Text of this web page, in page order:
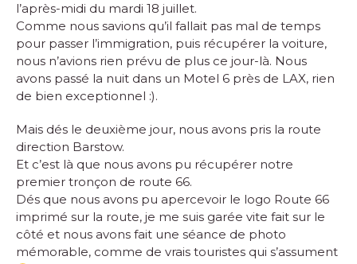
l’après-midi du mardi 18 juillet.
Comme nous savions qu’il fallait pas mal de temps
pour passer l’immigration, puis récupérer la voiture,
nous n’avions rien prévu de plus ce jour-là. Nous
avons passé la nuit dans un Motel 6 près de LAX, rien
de bien exceptionnel :).
Mais dés le deuxième jour, nous avons pris la route
direction Barstow.
Et c’est là que nous avons pu récupérer notre
premier tronçon de route 66.
Dés que nous avons pu apercevoir le logo Route 66
imprimé sur la route, je me suis garée vite fait sur le
côté et nous avons fait une séance de photo
mémorable, comme de vrais touristes qui s’assument